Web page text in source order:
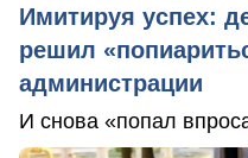
Имитируя успех:
решил
администрации
И снова «попал